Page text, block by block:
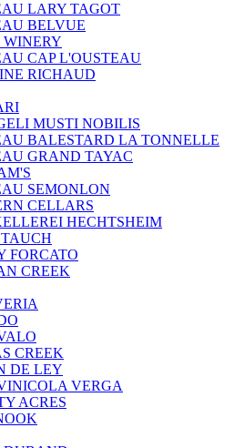
LARY TAGOT
BELVUE
WINERY
CAP L'OUSTEAU
RICHAUD
MUSTI NOBILIS
BALESTARD LA TONNELLE
GRAND TAYAC
SEMONLON
CELLARS
HECHTSHEIM
FORCATO
CREEK
CREEK
DE LEY
VERGA
ACRES